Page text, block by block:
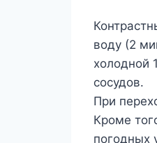
воду (2
холодной
сосудов.
При
Кроме
погодных